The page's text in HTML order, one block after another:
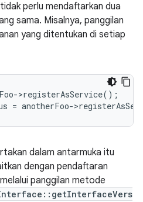
perlu mendaftarkan dua
sama. Misalnya, panggilan
yang ditentukan di setiap
->registerAsService();
= anotherFoo->
dalam antarmuka itu
dengan pendaftaran
panggilan metode